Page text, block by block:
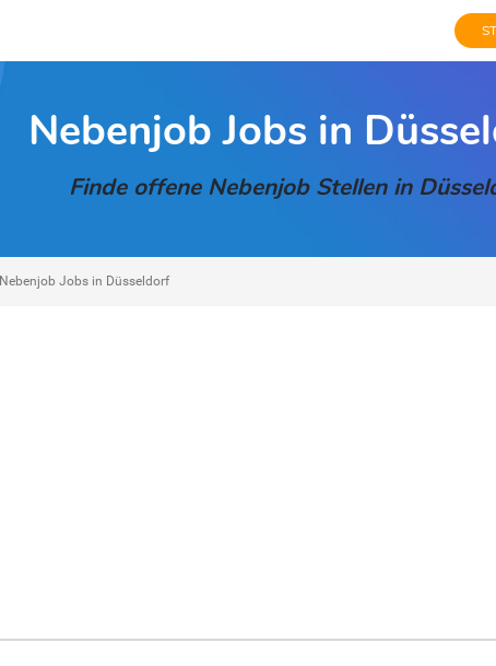
Nebenjob Jobs in
Finde offene Nebenjob Stellen in
Nebenjob Jobs in Düsseldorf